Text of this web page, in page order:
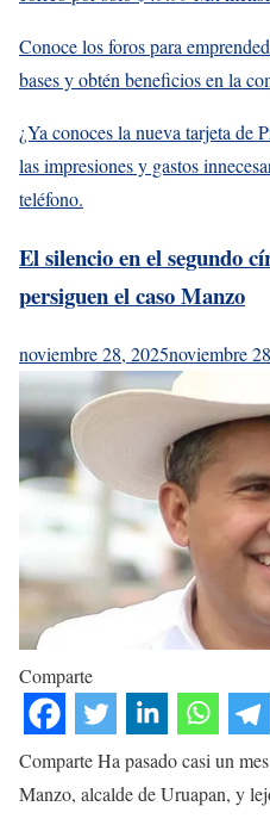
Conoce los foros para
bases y obtén beneficios en la
¿Ya conoces la nueva tarjeta de
las impresiones y gastos
teléfono.
El silencio en el segundo
persiguen el caso Manzo
noviembre 28, 2025noviembre
Comparte
Comparte Ha pasado casi un
Manzo, alcalde de Uruapan, y